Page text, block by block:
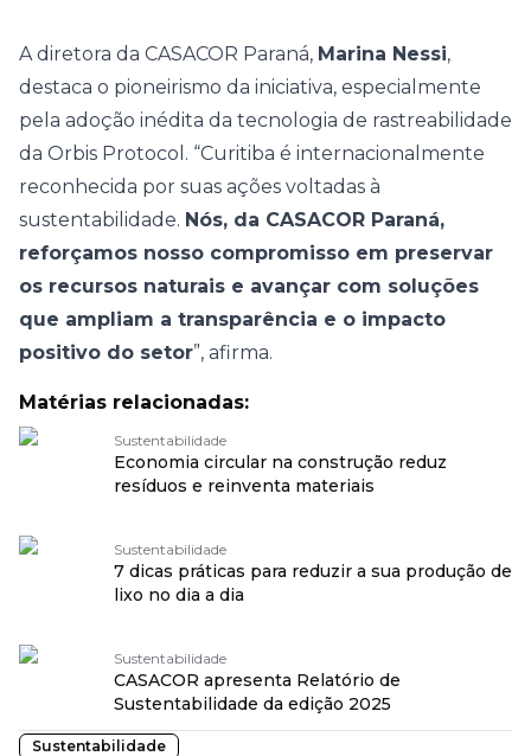
A diretora da CASACOR Paraná, Marina Nessi,
destaca o pioneirismo da iniciativa, especialmente
pela adoção inédita da tecnologia de rastreabilidade
da Orbis Protocol. “Curitiba é internacionalmente
reconhecida por suas ações voltadas à
sustentabilidade. Nós, da CASACOR Paraná,
reforçamos nosso compromisso em preservar
os recursos naturais e avançar com soluções
que ampliam a transparência e o impacto
positivo do setor”, afirma.
Matérias relacionadas:
Sustentabilidade
Economia circular na construção reduz
resíduos e reinventa materiais
Sustentabilidade
7 dicas práticas para reduzir a sua produção de
lixo no dia a dia
Sustentabilidade
CASACOR apresenta Relatório de
Sustentabilidade da edição 2025
Sustentabilidade